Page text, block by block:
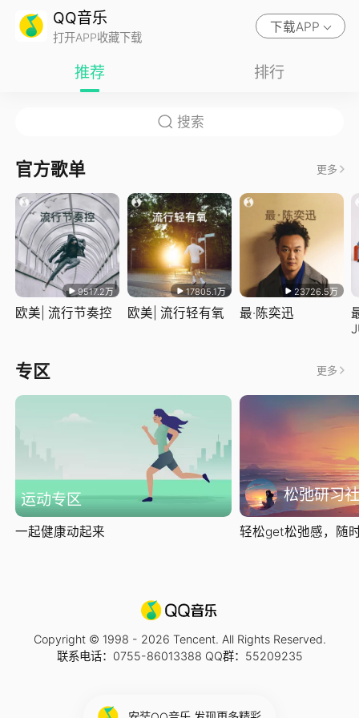
QQ音乐
打开APP收藏下载
下载APP
推荐 排行
官方歌单 更多
9517.2万
欧美| 流行节奏控
17805.1万
欧美| 流行轻有氧
23726.5万
最·陈奕迅
专区 更多
运动专区
一起健康动起来
松弛研习社
轻松get松弛感，随
Copyright © 1998 - 2026 Tencent. All Rights Reserved.
联系电话：0755-86013388 QQ群：55209235